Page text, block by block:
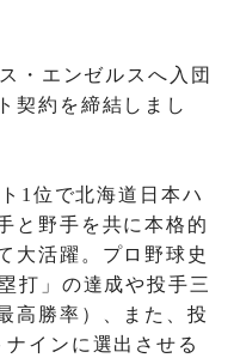
・エンゼルスへ入団
契約を締結しまし
1位で北海道日本ハ
と野手を共に本格的
大活躍。プロ野球史
打」の達成や投手三
高勝率）、また、投
インに選出させる